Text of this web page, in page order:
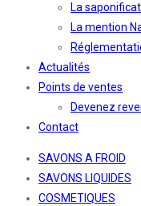
La
La mention
Actualités
Points de ventes
Devenez
Contact
SAVONS A FROID
SAVONS LIQUIDES
COSMETIQUES